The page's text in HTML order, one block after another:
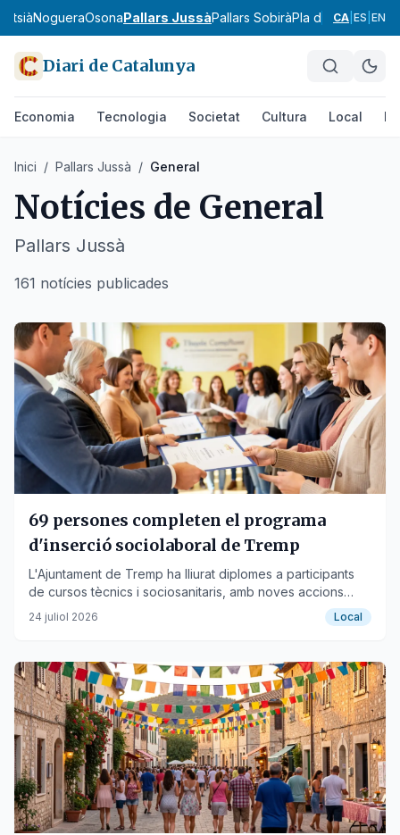
NogueraOsonaPallars JussàPallars SobiràPla d'UrgellPla
CA ES EN
Diari de Catalunya
Economia Tecnologia Societat Cultura Local
Inici / Pallars Jussà / General
Notícies de General
Pallars Jussà
161 notícies publicades
69 persones completen el programa
d'inserció sociolaboral de Tremp
L'Ajuntament de Tremp ha lliurat diplomes a participants
de cursos tècnics i sociosanitaris, amb noves accions
previstes.
24 juliol 2026 Local